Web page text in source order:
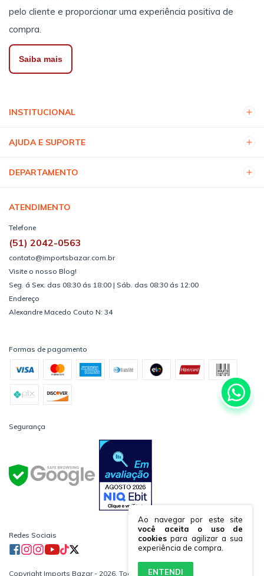
Ao navegar por este site
você aceita o uso de
cookies para agilizar a sua
experiência de compra.
ENTENDI
pelo cliente e proporcionar uma experiência positiva de
compra.
Saiba mais
INSTITUCIONAL
AJUDA E SUPORTE
DEPARTAMENTO
ATENDIMENTO
Telefone
(51) 2042-0563
contato@importsbazar.com.br
Visite o nosso Blog!
Seg. á Sex. das 08:30 ás 18:00 | Sáb. das 08:30 ás 12:00
Endereço
Alexandre Macedo Couto N: 34
Formas de pagamento
Segurança
Redes Sociais
Copyright Imports Bazar - 2026. Todos os direitos reservados.